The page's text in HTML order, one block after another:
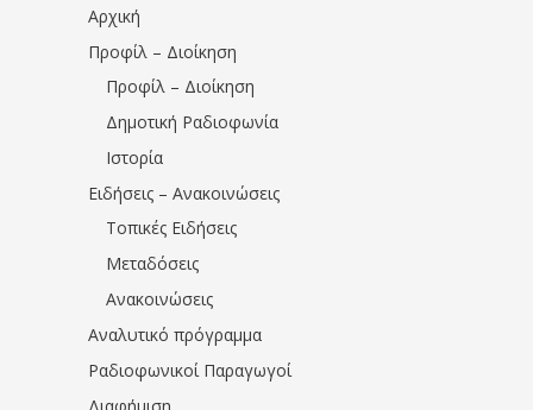
Αρχική
Προφίλ – Διοίκηση
Προφίλ – Διοίκηση
Δημοτική Ραδιοφωνία
Ιστορία
Ειδήσεις – Ανακοινώσεις
Τοπικές Ειδήσεις
Μεταδόσεις
Ανακοινώσεις
Αναλυτικό πρόγραμμα
Ραδιοφωνικοί Παραγωγοί
Διαφήμιση